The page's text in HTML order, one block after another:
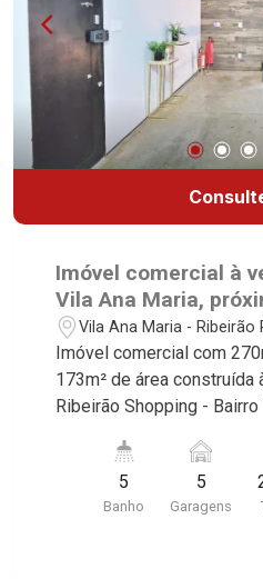
Imóvel comercial à
Vila Ana Maria,
Shopping - Ribeirão
Vila Ana Maria - Ribeirão
Imóvel comercial com
173m² de área construída
Ribeirão Shopping - Bairro
deste imóvel que a
selecionou para você: - 270m² de área terreno e
173m² de área
5
Banho
5
Garagens